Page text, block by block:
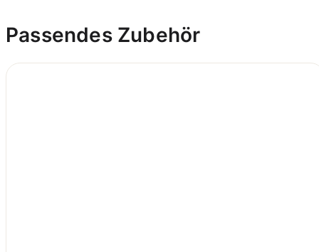
Passendes Zubehör